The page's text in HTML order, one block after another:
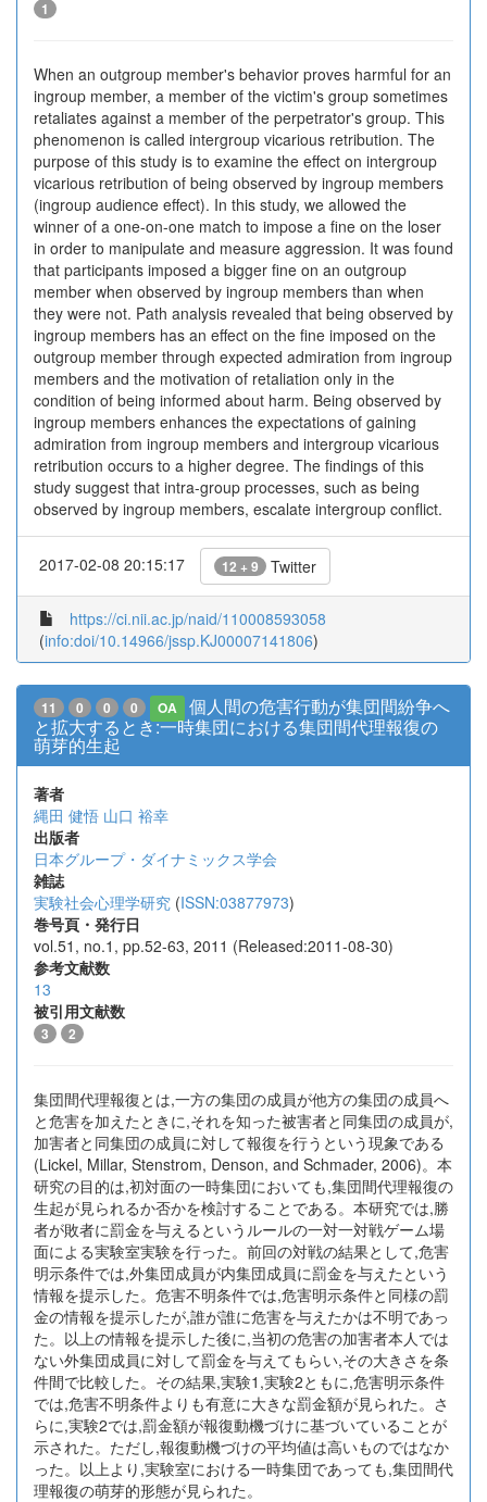
1
When an outgroup member's behavior proves harmful for an
ingroup member, a member of the victim's group sometimes
retaliates against a member of the perpetrator's group. This
phenomenon is called intergroup vicarious retribution. The
purpose of this study is to examine the effect on intergroup
vicarious retribution of being observed by ingroup members
(ingroup audience effect). In this study, we allowed the
winner of a one-on-one match to impose a fine on the loser
in order to manipulate and measure aggression. It was found
that participants imposed a bigger fine on an outgroup
member when observed by ingroup members than when
they were not. Path analysis revealed that being observed by
ingroup members has an effect on the fine imposed on the
outgroup member through expected admiration from ingroup
members and the motivation of retaliation only in the
condition of being informed about harm. Being observed by
ingroup members enhances the expectations of gaining
admiration from ingroup members and intergroup vicarious
retribution occurs to a higher degree. The findings of this
study suggest that intra-group processes, such as being
observed by ingroup members, escalate intergroup conflict.
2017-02-08 20:15:17 12 + 9 Twitter
https://ci.nii.ac.jp/naid/110008593058
(info:doi/10.14966/jssp.KJ00007141806)
11 0 0 0 OA
個人間の危害行動が集団間紛争へ
と拡大するとき:一時集団における集団間代理報復の
萌芽的生起
著者
縄田 健悟 山口 裕幸
出版者
日本グループ・ダイナミックス学会
雑誌
実験社会心理学研究 (ISSN:03877973)
巻号頁・発行日
vol.51, no.1, pp.52-63, 2011 (Released:2011-08-30)
参考文献数
13
被引用文献数
3 2
集団間代理報復とは,一方の集団の成員が他方の集団の成員へ
と危害を加えたときに,それを知った被害者と同集団の成員が,
加害者と同集団の成員に対して報復を行うという現象である
(Lickel, Millar, Stenstrom, Denson, and Schmader, 2006)。本
研究の目的は,初対面の一時集団においても,集団間代理報復の
生起が見られるか否かを検討することである。本研究では,勝
者が敗者に罰金を与えるというルールの一対一対戦ゲーム場
面による実験室実験を行った。前回の対戦の結果として,危害
明示条件では,外集団成員が内集団成員に罰金を与えたという
情報を提示した。危害不明条件では,危害明示条件と同様の罰
金の情報を提示したが,誰が誰に危害を与えたかは不明であっ
た。以上の情報を提示した後に,当初の危害の加害者本人では
ない外集団成員に対して罰金を与えてもらい,その大きさを条
件間で比較した。その結果,実験1,実験2ともに,危害明示条件
では,危害不明条件よりも有意に大きな罰金額が見られた。さ
らに,実験2では,罰金額が報復動機づけに基づいていることが
示された。ただし,報復動機づけの平均値は高いものではなか
った。以上より,実験室における一時集団であっても,集団間代
理報復の萌芽的形態が見られた。